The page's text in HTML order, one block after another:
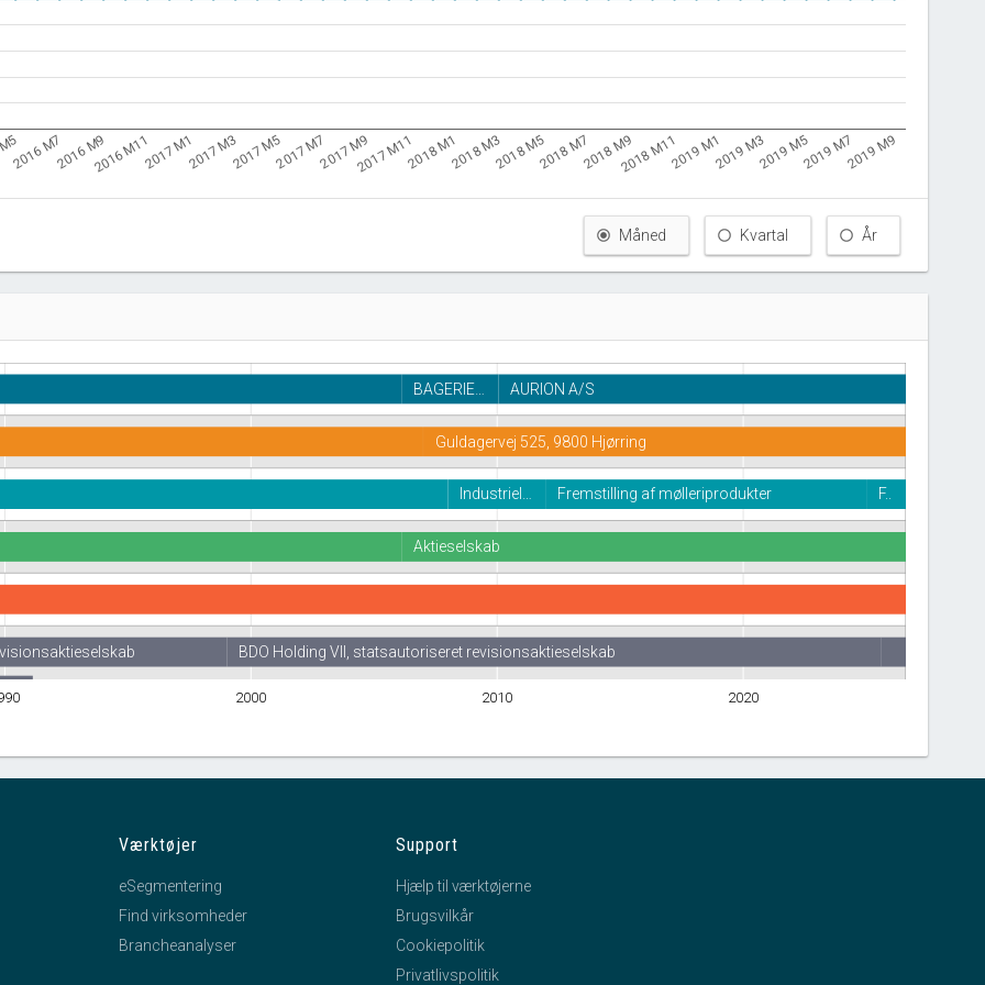
2016 M72016 M92016 M112017 M12017 M32017 M52017 M72017 M92017 M112018 M12018 M32018 M52018 M72018 M92018 M112019 M12019 M32019 M52019 M72019 M9
Måned Kvartal År
2000 2010 2020
BAGERIE… AURION A/S
Guldagervej 525, 9800 Hjørring
Industriel… Fremstilling af mølleriprodukter F..
Aktieselskab
BDO Holding VII, statsautoriseret revisionsaktieselskab
BDO Holding VII, statsautoriseret revisionsaktieselskab
Værktøjer
eSegmentering
Find virksomheder
Brancheanalyser
Support
Hjælp til værktøjerne
Brugsvilkår
Cookiepolitik
Privatlivspolitik